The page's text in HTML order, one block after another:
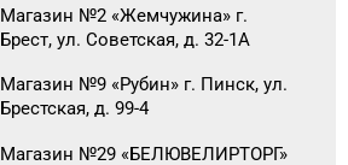
Магазин №2 «Жемчужина» г.
Брест, ул. Советская, д. 32-1А
Магазин №9 «Рубин» г. Пинск, ул.
Брестская, д. 99-4
Магазин №29 «БЕЛЮВЕЛИРТОРГ»